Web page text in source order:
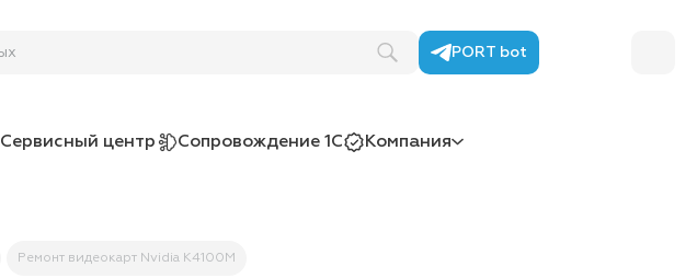
PORT bot
Сервисный центр Сопровождение 1С Компания
Ремонт видеокарт Nvidia K4100M